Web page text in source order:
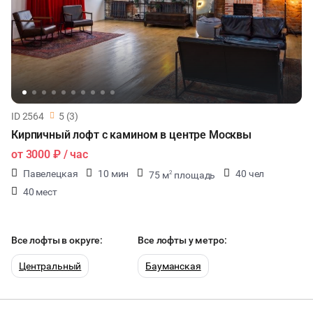
ID 2564 5 (3)
Кирпичный лофт с камином в центре Москвы
от 3000 ₽/ час
Павелецкая 10 мин 75 м2 площадь
40 чел
40 мест
Все лофты в округе:
Центральный
Все лофты у метро:
Бауманская